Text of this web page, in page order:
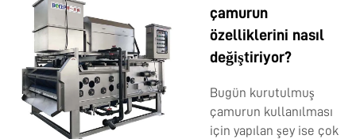
çamurun
özelliklerini nasıl
değiştiriyor?
Bugün kurutulmuş
çamurun kullanılması
için yapılan şey ise çok